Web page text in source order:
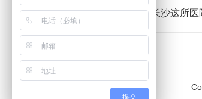
重磅改造！约5813万，长沙这所医
提交